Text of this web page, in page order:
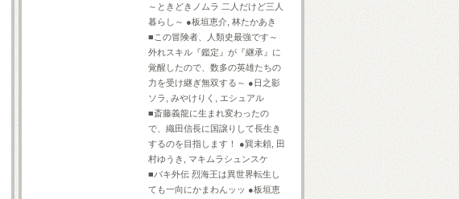
～ときどきノムラ 二人だけど三人
暮らし～ ●板垣恵介, 林たかあき
■この冒険者、人類史最強です～
外れスキル『鑑定』が『継承』に
覚醒したので、数多の英雄たちの
力を受け継ぎ無双する～ ●日之影
ソラ, みやけりく, エシュアル
■斎藤義龍に生まれ変わったの
で、織田信長に国譲りして長生き
するのを目指します！ ●巽未頼, 田
村ゆうき, マキムラシュンスケ
■バキ外伝 烈海王は異世界転生し
ても一向にかまわんッッ ●板垣恵